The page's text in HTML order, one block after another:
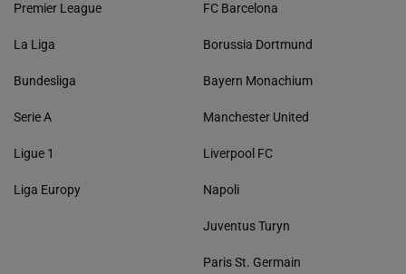
Premier League
La Liga
Bundesliga
Serie A
Ligue 1
Liga Europy
FC Barcelona
Borussia Dortmund
Bayern Monachium
Manchester United
Liverpool FC
Napoli
Juventus Turyn
Paris St. Germain